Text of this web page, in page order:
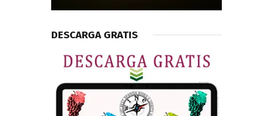
DESCARGA GRATIS